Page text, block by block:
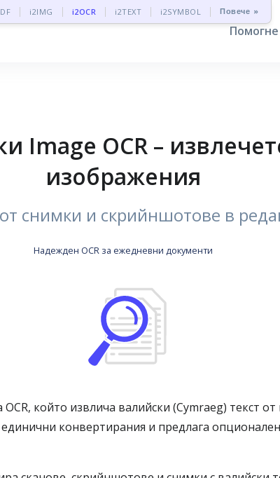
i2IMG i2OCR i2TEXT i2SYMBOL Повече »
Помогне
Image OCR –
изображения
снимки и скрийншотове в
Надежден OCR за ежедневни документи
който извлича валийски (Cymraeg) текст
конвертирания и предлага